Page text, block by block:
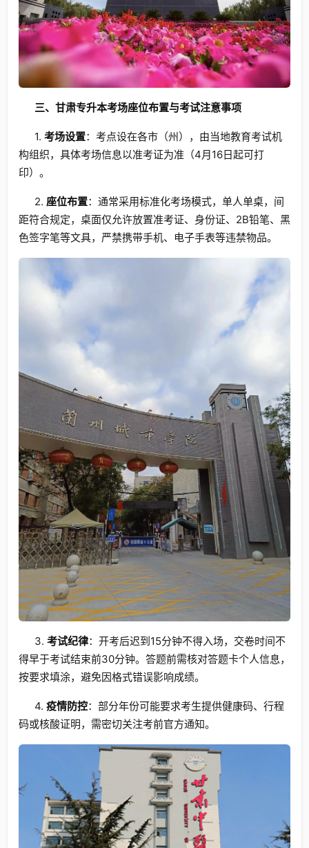
三、甘肃专升本考场座位布置与考试注意事项
1. 考场设置：考点设在各市（州），由当地教育考试机
构组织，具体考场信息以准考证为准（4月16日起可打
印）。
2. 座位布置：通常采用标准化考场模式，单人单桌，间
距符合规定，桌面仅允许放置准考证、身份证、2B铅笔、黑
色签字笔等文具，严禁携带手机、电子手表等违禁物品。
3. 考试纪律：开考后迟到15分钟不得入场，交卷时间不
得早于考试结束前30分钟。答题前需核对答题卡个人信息，
按要求填涂，避免因格式错误影响成绩。
4. 疫情防控：部分年份可能要求考生提供健康码、行程
码或核酸证明，需密切关注考前官方通知。